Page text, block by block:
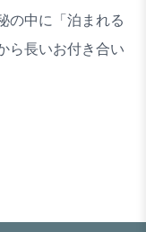
の中に「泊まれる
ら長いお付き合い